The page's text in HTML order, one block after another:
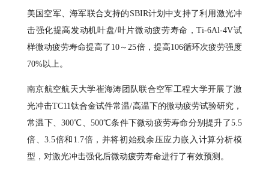
美国空军、海军联合支持的SBIR计划中支持了利用激光冲
击强化提高发动机叶盘/叶片微动疲劳寿命，Ti-6Al-4V试
样微动疲劳寿命提高了10～25倍，提高106循环次疲劳强度
70%以上。
南京航空航天大学崔海涛团队联合空军工程大学开展了激
光冲击TC11钛合金试件常温/高温下的微动疲劳试验研究，
常温下、300℃、500℃条件下微动疲劳寿命分别提升了5.5
倍、3.5倍和1.7倍，并将初始残余压应力嵌入计算分析模
型，对激光冲击强化后微动疲劳寿命进行了有效预测。